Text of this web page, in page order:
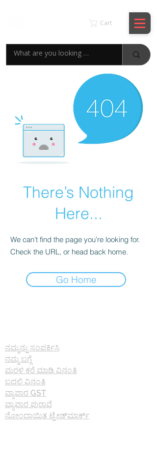
Cart
There’s Nothing
Here...
We can’t find the page you’re looking for.
Check the URL, or head back home.
Go Home
ನಮ್ಮನ್ನು ಸಂಪರ್ಕಿಸಿ
ನಮ್ಮ ಬಗ್ಗೆ
ಮರಳಿ ಕರೆ ಮಾಡಿ ವಿನಂತಿ
ಬದಲಿ ವಿನಂತಿ
ವ್ಯಾಪಾರ GST
ವ್ಯಾಪಾರ ಪುರಾವೆ
ನೋಂದಾಯಿತ ಟ್ರೇಡ್‌ಮಾರ್ಕ್